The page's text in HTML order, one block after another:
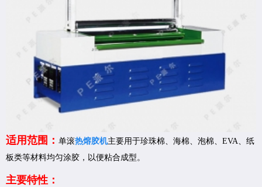
适用范围： 单滚热熔胶机主要用于珍珠棉、海棉、泡棉、EVA、纸
板类等材料均匀涂胶，以便粘合成型。
主要特性：